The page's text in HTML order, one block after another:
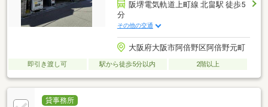
阪堺電気軌道上町線 北畠駅 徒歩5
分
その他の交通
大阪府大阪市阿倍野区阿倍野元町
即引き渡し可 駅から徒歩5分以内 2階以上
貸事務所